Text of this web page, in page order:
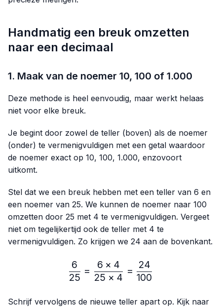
Handmatig een breuk omzetten
naar een decimaal
1. Maak van de noemer 10, 100 of 1.000
Deze methode is heel eenvoudig, maar werkt helaas
niet voor elke breuk.
Je begint door zowel de teller (boven) als de noemer
(onder) te vermenigvuldigen met een getal waardoor
de noemer exact op 10, 100, 1.000, enzovoort
uitkomt.
Stel dat we een breuk hebben met een teller van 6 en
een noemer van 25. We kunnen de noemer naar 100
omzetten door 25 met 4 te vermenigvuldigen. Vergeet
niet om tegelijkertijd ook de teller met 4 te
vermenigvuldigen. Zo krijgen we 24 aan de bovenkant.
\frac{6}{25}=\frac{6 ×
25
6
=
25 × 4
6 × 4
=
100
24
Schrijf vervolgens de nieuwe teller apart op. Kijk naar